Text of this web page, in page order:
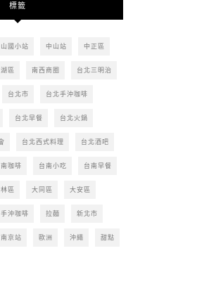
標籤
山國小站 中山站 中正區
區 南西商圈 台北三明治
台北市 台北手沖咖啡
台北早餐 台北火鍋
台北西式料理 台北酒吧
南咖啡 台南小吃 台南早餐
區 大同區 大安區
手沖咖啡 拉麵 新北市
京站 歐洲 沖繩 甜點